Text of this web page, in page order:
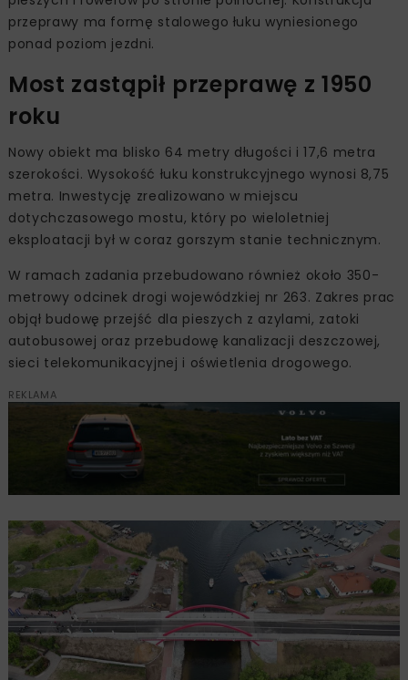
przeprawy ma formę stalowego łuku wyniesionego
ponad poziom jezdni.
Most zastąpił przeprawę z 1950
roku
Nowy obiekt ma blisko 64 metry długości i 17,6 metra
szerokości. Wysokość łuku konstrukcyjnego wynosi 8,75
metra. Inwestycję zrealizowano w miejscu
dotychczasowego mostu, który po wieloletniej
eksploatacji był w coraz gorszym stanie technicznym.
W ramach zadania przebudowano również około 350-
metrowy odcinek drogi wojewódzkiej nr 263. Zakres prac
objął budowę przejść dla pieszych z azylami, zatoki
autobusowej oraz przebudowę kanalizacji deszczowej,
sieci telekomunikacyjnej i oświetlenia drogowego.
REKLAMA